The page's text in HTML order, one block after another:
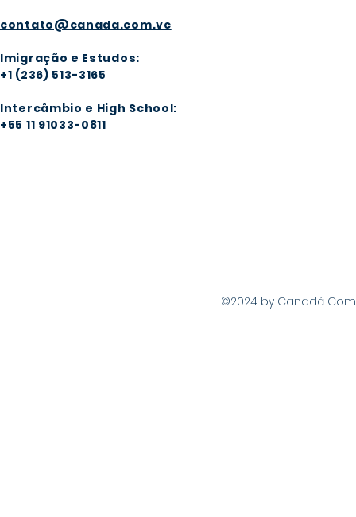
contato@canada.com.vc
Imigração e Estudos:
+1 (236) 513-3165
Intercâmbio e High School:
+55 11 91033-0811
©2024 by Canadá Com